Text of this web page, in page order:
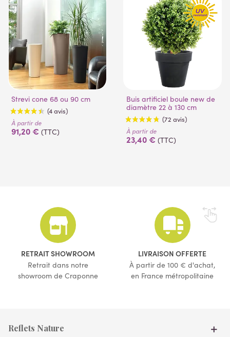
Strevi cone 68 ou 90 cm
(4 avis)
À partir de
91,20 € (TTC)
Buis artificiel boule new de
diamètre 22 à 130 cm
(72 avis)
À partir de
23,40 € (TTC)
RETRAIT SHOWROOM
Retrait dans notre
showroom de Craponne
LIVRAISON OFFERTE
À partir de 100 € d'achat,
en France métropolitaine
Reflets Nature